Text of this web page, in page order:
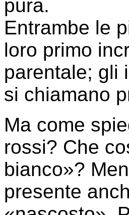
pura.
Entrambe le
loro primo
parentale; gli
si chiamano
Ma come
rossi? Che
bianco»?
presente